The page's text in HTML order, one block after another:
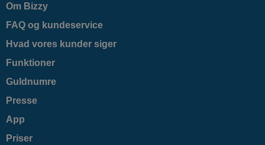
Om Bizzy
FAQ og kundeservice
Hvad vores kunder siger
Funktioner
Guldnumre
Presse
App
Priser